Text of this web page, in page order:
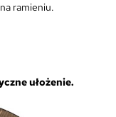
ramieniu.
ułożenie.